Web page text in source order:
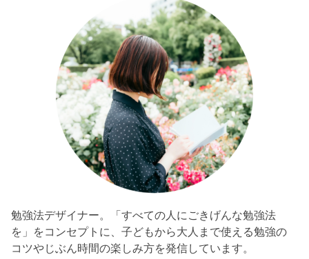
勉強法デザイナー。「すべての人にごきげんな勉強法
を」をコンセプトに、子どもから大人まで使える勉強の
コツやじぶん時間の楽しみ方を発信しています。